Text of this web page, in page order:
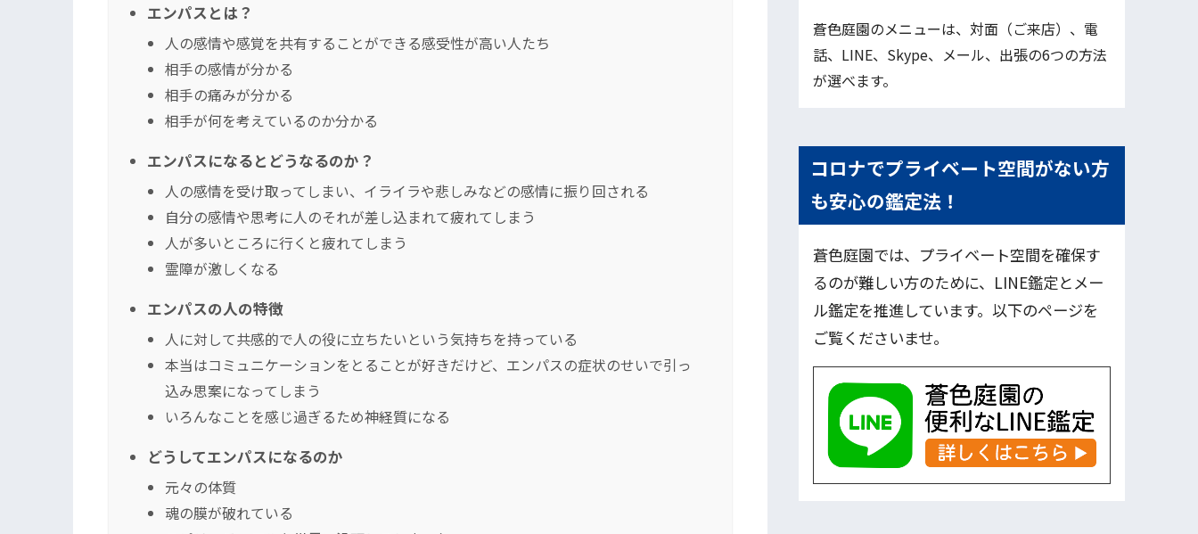
エンパスとは？
人の感情や感覚を共有することができる感受性が高い人たち
相手の感情が分かる
相手の痛みが分かる
相手が何を考えているのか分かる
エンパスになるとどうなるのか？
人の感情を受け取ってしまい、イライラや悲しみなどの感情に振り回される
自分の感情や思考に人のそれが差し込まれて疲れてしまう
人が多いところに行くと疲れてしまう
霊障が激しくなる
エンパスの人の特徴
人に対して共感的で人の役に立ちたいという気持ちを持っている
本当はコミュニケーションをとることが好きだけど、エンパスの症状のせいで引っ
込み思案になってしまう
いろんなことを感じ過ぎるため神経質になる
どうしてエンパスになるのか
元々の体質
魂の膜が破れている
蒼色庭園のメニューは、対面（ご来店）、電
話、LINE、Skype、メール、出張の6つの方法
が選べます。
コロナでプライベート空間がない方
も安心の鑑定法！
蒼色庭園では、プライベート空間を確保す
るのが難しい方のために、LINE鑑定とメー
ル鑑定を推進しています。以下のページを
ご覧くださいませ。